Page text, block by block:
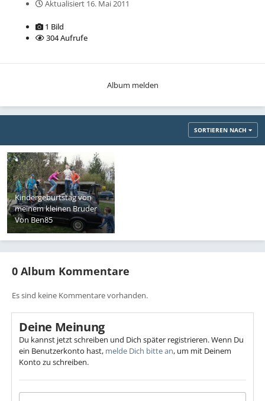
Aktualisiert 16. Mai 2011
1 Bild
304 Aufrufe
Album melden
SORTIEREN NACH
Kindergeburtstag von
meinem kleinen Bruder
Von Ben85
0 Album Kommentare
Es sind keine Kommentare vorhanden.
Deine Meinung
Du kannst jetzt schreiben und Dich später registrieren. Wenn Du
ein Benutzerkonto hast, melde Dich bitte an, um mit Deinem
Konto zu schreiben.